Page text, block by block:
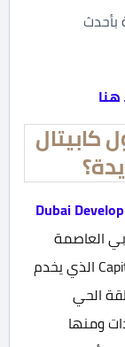
بأحدث
كابيتال
العاصمة
الادارية الجديدة Capital Dubai Mall New Capital الذي يخدم
الحي
ومنها